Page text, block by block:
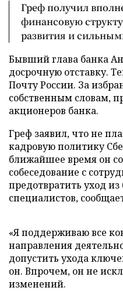
Греф получил
финансовую
развития и
Бывший глава банка
досрочную отставку.
Почту России. За
собственным словам,
акционеров банка.
Греф заявил, что не
кадровую политику
ближайшее время он
собеседование с
предотвратить уход
специалистов,
«Я поддерживаю все
направления
допустить ухода
он. Впрочем, он не
изменений.